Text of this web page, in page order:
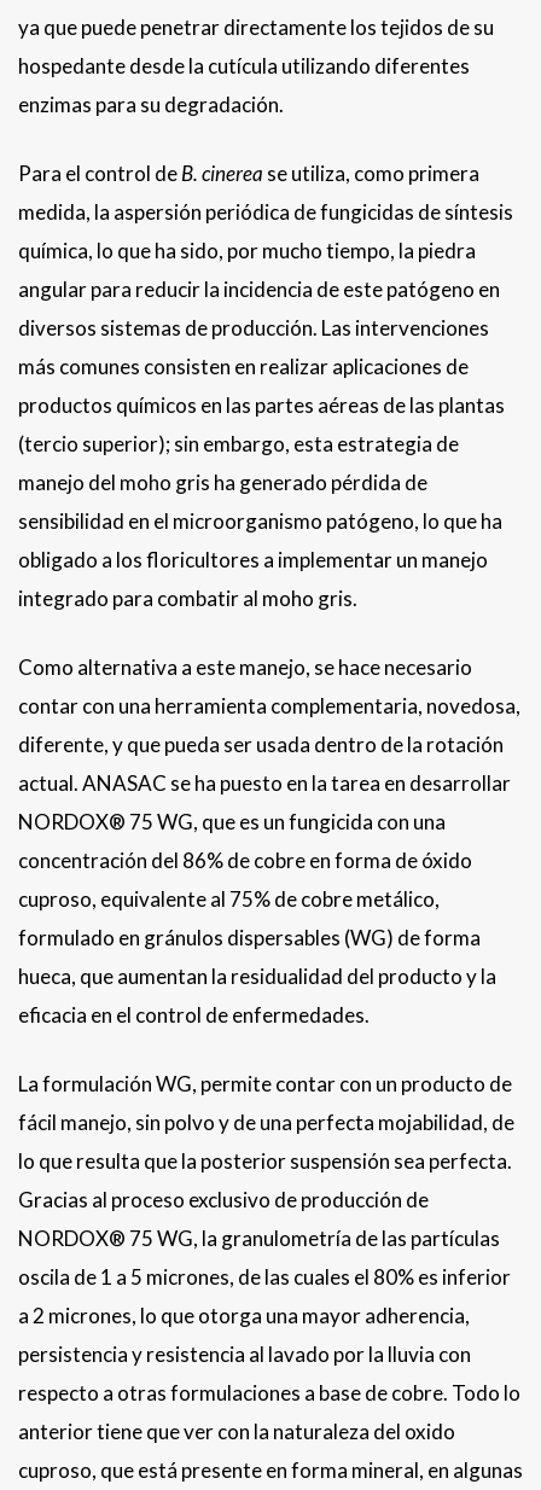
ya que puede penetrar directamente los tejidos de su
hospedante desde la cutícula utilizando diferentes
enzimas para su degradación.
Para el control deB. cinerea se utiliza, como primera
medida, la aspersión periódica de fungicidas de síntesis
química, lo que ha sido, por mucho tiempo, la piedra
angular para reducir la incidencia de este patógeno en
diversos sistemas de producción. Las intervenciones
más comunes consisten en realizar aplicaciones de
productos químicos en las partes aéreas de las plantas
(tercio superior); sin embargo, esta estrategia de
manejo del moho gris ha generado pérdida de
sensibilidad en el microorganismo patógeno, lo que ha
obligado a los floricultores a implementar un manejo
integrado para combatir al moho gris.
Como alternativa a este manejo, se hace necesario
contar con una herramienta complementaria, novedosa,
diferente, y que pueda ser usada dentro de la rotación
actual. ANASAC se ha puesto en la tarea en desarrollar
NORDOX® 75 WG, que es un fungicida con una
concentración del 86% de cobre en forma de óxido
cuproso, equivalente al 75% de cobre metálico,
formulado en gránulos dispersables (WG) de forma
hueca, que aumentan la residualidad del producto y la
eficacia en el control de enfermedades. ​
La formulación WG, permite contar con un producto de
fácil manejo, sin polvo y de una perfecta mojabilidad, de
lo que resulta que la posterior suspensión sea perfecta.
Gracias al proceso exclusivo de producción de
NORDOX® 75 WG, la granulometría de las partículas
oscila de 1 a 5 micrones, de las cuales el 80% es inferior
a 2 micrones, lo que otorga una mayor adherencia,
persistencia y resistencia al lavado por la lluvia con
respecto a otras formulaciones a base de cobre. Todo lo
anterior tiene que ver con la naturaleza del oxido
cuproso, que está presente en forma mineral, en algunas